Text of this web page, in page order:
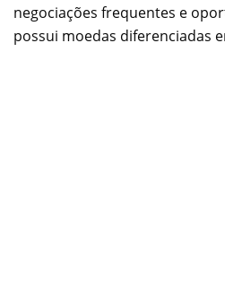
negociações frequentes e
possui moedas diferenciadas